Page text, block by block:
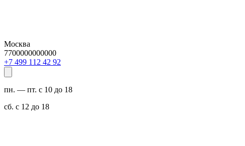
Москва
7700000000000
29 24 211 994 7+
пн. — пт. с 10 до 18
сб. с 12 до 18